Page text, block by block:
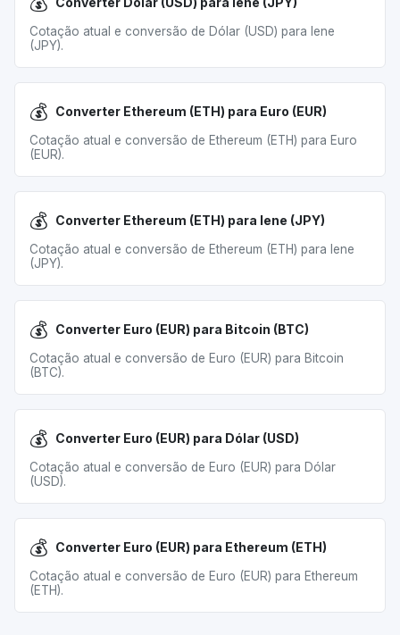
Cotação atual e conversão de Dólar (USD) para Iene
(JPY).
💰 Converter Ethereum (ETH) para Euro (EUR)
Cotação atual e conversão de Ethereum (ETH) para Euro
(EUR).
💰 Converter Ethereum (ETH) para Iene (JPY)
Cotação atual e conversão de Ethereum (ETH) para Iene
(JPY).
💰 Converter Euro (EUR) para Bitcoin (BTC)
Cotação atual e conversão de Euro (EUR) para Bitcoin
(BTC).
💰 Converter Euro (EUR) para Dólar (USD)
Cotação atual e conversão de Euro (EUR) para Dólar
(USD).
💰 Converter Euro (EUR) para Ethereum (ETH)
Cotação atual e conversão de Euro (EUR) para Ethereum
(ETH).